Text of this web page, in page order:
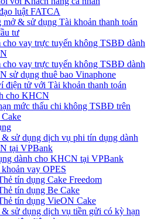
luật FATCA
mở & sử dụng Tài khoản thanh toán
tư
cho vay trực tuyến không TSBĐ dành
cho vay trực tuyến không TSBĐ dành
sử dụng thuê bao Vinaphone
điện tử với Tài khoản thanh toán
cho KHCN
mức thấu chi không TSBĐ trên
& sử dụng dịch vụ phi tín dụng dành
tại VPBank
dành cho KHCN tại VPBank
vay OPES
tín dụng Cake Freedom
tín dụng Be Cake
tín dụng VieON Cake
& sử dụng dịch vụ tiền gửi có kỳ hạn